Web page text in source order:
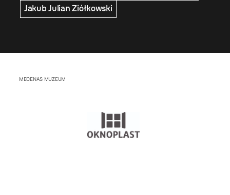
Jakub Julian Ziółkowski
MECENAS MUZEUM